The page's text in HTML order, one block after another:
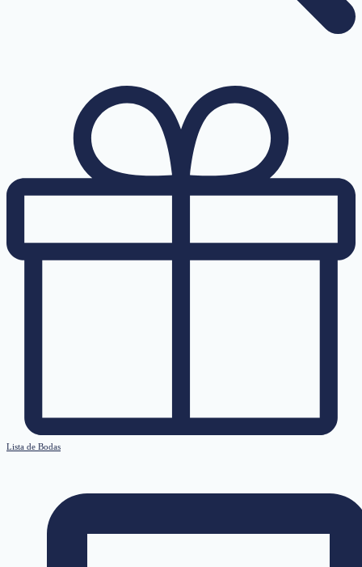
Lista de Bodas